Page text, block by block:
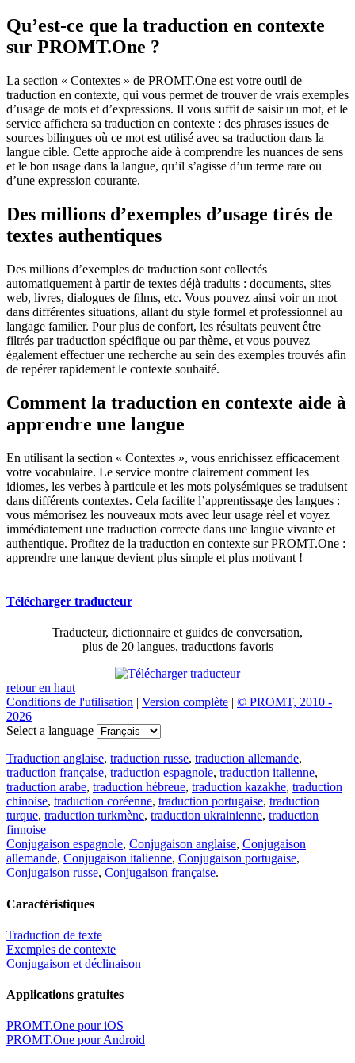
Qu’est-ce que la traduction en contexte
sur PROMT.One ?
La section « Contextes » de PROMT.One est votre outil de
traduction en contexte, qui vous permet de trouver de vrais exemples
d’usage de mots et d’expressions. Il vous suffit de saisir un mot, et le
service affichera sa traduction en contexte : des phrases issues de
sources bilingues où ce mot est utilisé avec sa traduction dans la
langue cible. Cette approche aide à comprendre les nuances de sens
et le bon usage dans la langue, qu’il s’agisse d’un terme rare ou
d’une expression courante.
Des millions d’exemples d’usage tirés de
textes authentiques
Des millions d’exemples de traduction sont collectés
automatiquement à partir de textes déjà traduits : documents, sites
web, livres, dialogues de films, etc. Vous pouvez ainsi voir un mot
dans différentes situations, allant du style formel et professionnel au
langage familier. Pour plus de confort, les résultats peuvent être
filtrés par traduction spécifique ou par thème, et vous pouvez
également effectuer une recherche au sein des exemples trouvés afin
de repérer rapidement le contexte souhaité.
Comment la traduction en contexte aide à
apprendre une langue
En utilisant la section « Contextes », vous enrichissez efficacement
votre vocabulaire. Le service montre clairement comment les
idiomes, les verbes à particule et les mots polysémiques se traduisent
dans différents contextes. Cela facilite l’apprentissage des langues :
vous mémorisez les nouveaux mots avec leur usage réel et voyez
immédiatement une traduction correcte dans une langue vivante et
authentique. Profitez de la traduction en contexte sur PROMT.One :
apprendre une langue devient plus simple et plus motivant !
Télécharger traducteur
Traducteur, dictionnaire et guides de conversation,
plus de 20 langues, traductions favoris
retour en haut
Conditions de l'utilisation | Version complète | © PROMT, 2010 -
2026
Select a language
Traduction anglaise, traduction russe, traduction allemande,
traduction française, traduction espagnole, traduction italienne,
traduction arabe, traduction hébreue, traduction kazakhe, traduction
chinoise, traduction coréenne, traduction portugaise, traduction
turque, traduction turkmène, traduction ukrainienne, traduction
finnoise
Conjugaison espagnole, Conjugaison anglaise, Conjugaison
allemande, Conjugaison italienne, Conjugaison portugaise,
Conjugaison russe, Conjugaison française.
Caractéristiques
Traduction de texte
Exemples de contexte
Conjugaison et déclinaison
Applications gratuites
PROMT.One pour iOS
PROMT.One pour Android